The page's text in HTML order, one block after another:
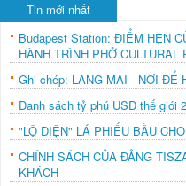
Tin mới nhất
Budapest Station: ĐIỂM HẸN
HÀNH TRÌNH PHỞ
Ghi chép: LÀNG MAI - NƠI ĐỂ
Danh sách tỷ phú USD thế giới
"LỘ DIỆN" LÁ PHIẾU BẦU
CHÍNH SÁCH CỦA ĐẢNG
KHÁCH